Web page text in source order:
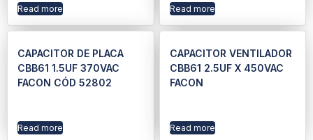
Read more Read more
CAPACITOR DE PLACA
CBB61 1.5UF 370VAC
FACON CÓD 52802
Read more
CAPACITOR VENTILADOR
CBB61 2.5UF X 450VAC
FACON
Read more